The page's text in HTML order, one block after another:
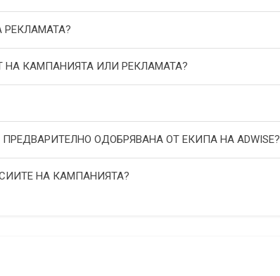
РЕКЛАМАТА?
НА КАМПАНИЯТА ИЛИ РЕКЛАМАТА?
ОДОБРЯВАНА ОТ ЕКИПА НА ADWISE?
НА КАМПАНИЯТА?